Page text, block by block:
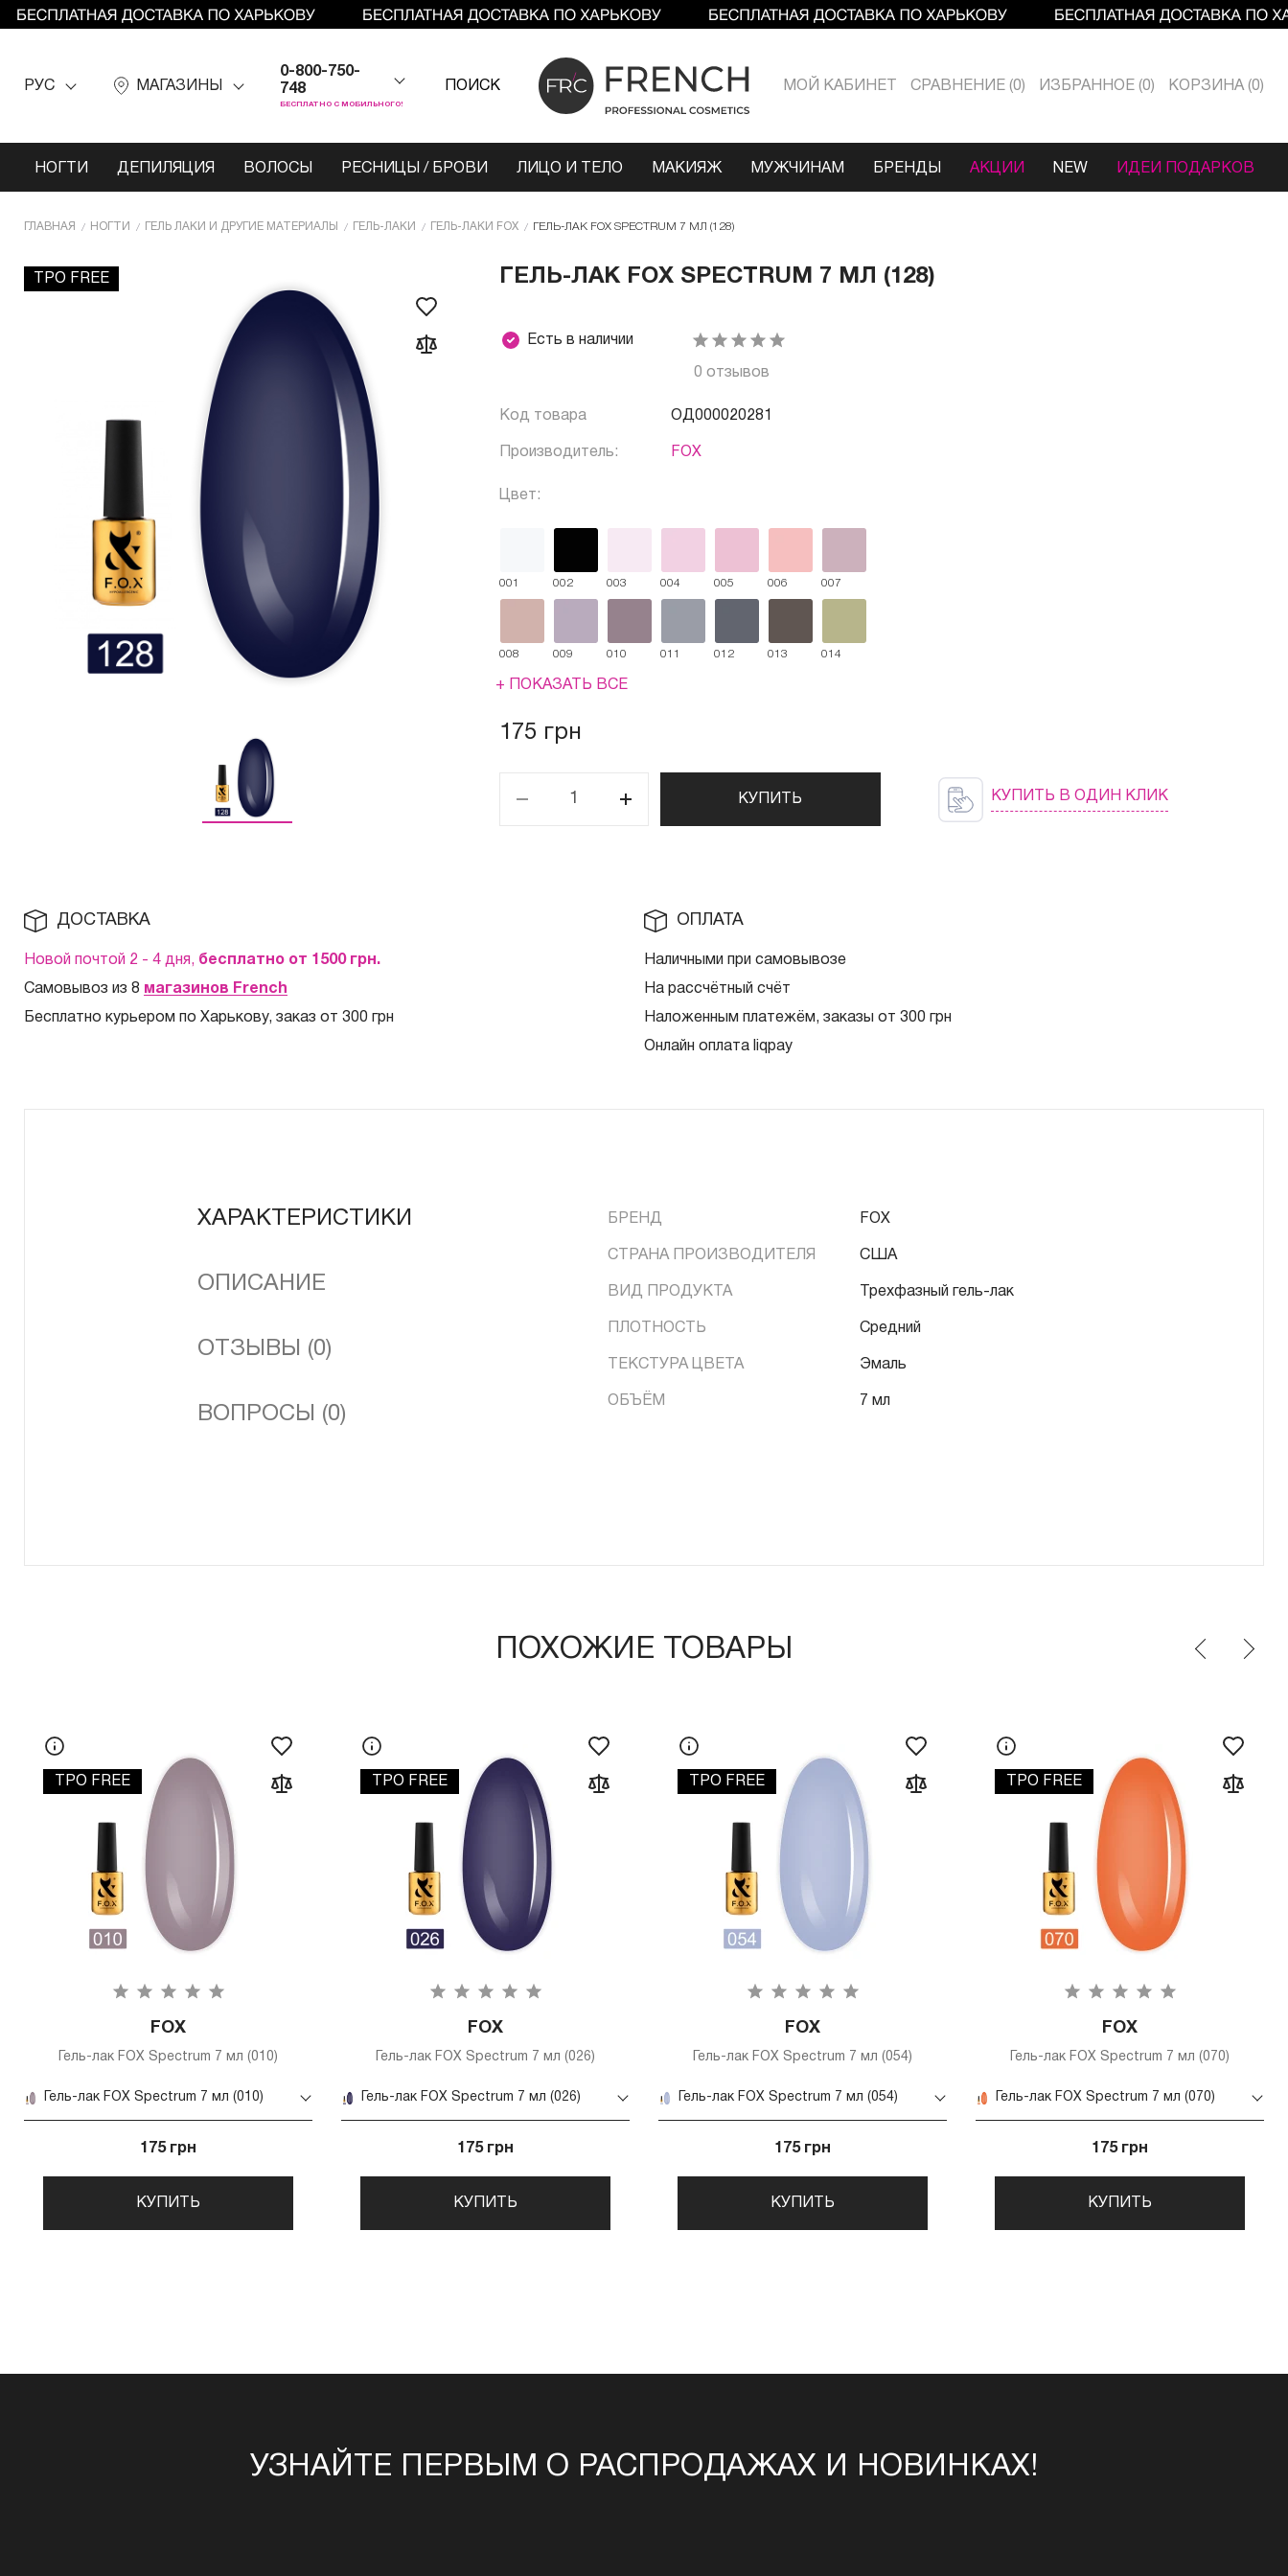
РУС МАГАЗИНЫ
0-800-750-
748
БЕСПЛАТНО С МОБИЛЬНОГО!
ПОИСК МОЙ КАБИНЕТ СРАВНЕНИЕ 0 ИЗБРАННОЕ 0 КОРЗИНА 0
НОГТИ ДЕПИЛЯЦИЯ ВОЛОСЫ РЕСНИЦЫ / БРОВИ ЛИЦО И ТЕЛО МАКИЯЖ МУЖЧИНАМ БРЕНДЫ АКЦИИ NEW ИДЕИ ПОДАРКОВ
ГЛАВНАЯ НОГТИ ГЕЛЬ ЛАКИ И ДРУГИЕ МАТЕРИАЛЫ ГЕЛЬ-ЛАКИ ГЕЛЬ-ЛАКИ FOX ГЕЛЬ-ЛАК FOX SPECTRUM 7 МЛ (128)
TPO FREE ГЕЛЬ-ЛАК FOX SPECTRUM 7 МЛ (128)
Есть в наличии
0 отзывов
Код товара ОД000020281
Производитель: FOX
Цвет:
001 002 003 004 005 006 007
008 009 010 011 012 013 014
+ ПОКАЗАТЬ ВСЕ
175 грн
КУПИТЬ КУПИТЬ В ОДИН КЛИК
ДОСТАВКА
Новой почтой 2 - 4 дня, бесплатно от 1500 грн.
Самовывоз из 8 магазинов French
Бесплатно курьером по Харькову, заказ от 300 грн
ОПЛАТА
Наличными при самовывозе
На рассчётный счёт
Наложенным платежём, заказы от 300 грн
Онлайн оплата liqpay
ХАРАКТЕРИСТИКИ
ОПИСАНИЕ
ОТЗЫВЫ (0)
ВОПРОСЫ (0)
БРЕНД FOX
СТРАНА ПРОИЗВОДИТЕЛЯ США
ВИД ПРОДУКТА Трехфазный гель-лак
ПЛОТНОСТЬ Средний
ТЕКСТУРА ЦВЕТА Эмаль
ОБЪЁМ 7 мл
ПОХОЖИЕ ТОВАРЫ
TPO FREE
FOX
Гель-лак FOX Spectrum 7 мл (010)
Гель-лак FOX Spectrum 7 мл (010)
175 грн
КУПИТЬ
TPO FREE
FOX
Гель-лак FOX Spectrum 7 мл (026)
Гель-лак FOX Spectrum 7 мл (026)
175 грн
КУПИТЬ
TPO FREE
FOX
Гель-лак FOX Spectrum 7 мл (054)
Гель-лак FOX Spectrum 7 мл (054)
175 грн
КУПИТЬ
TPO FREE
FOX
Гель-лак FOX Spectrum 7 мл (070)
Гель-лак FOX Spectrum 7 мл (070)
175 грн
КУПИТЬ
УЗНАЙТЕ ПЕРВЫМ О РАСПРОДАЖАХ И НОВИНКАХ!